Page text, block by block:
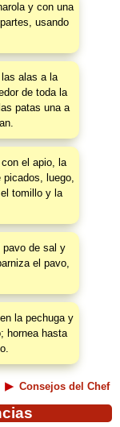
y con una
usando
alas a la
de toda la
patas una a
el apio, la
picados, luego,
tomillo y la
pavo de sal y
el pavo,
la pechuga y
hornea hasta
Consejos del Chef